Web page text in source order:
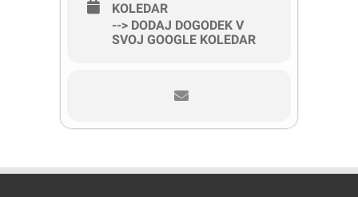
KOLEDAR
--> DODAJ DOGODEK V
SVOJ GOOGLE KOLEDAR